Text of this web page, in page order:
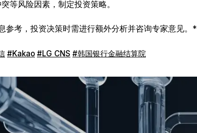
等风险因素，制定投资策略。
参考，投资决策时需进行额外分析并咨询专家意见。*
#Kakao #LG CNS #韩国银行金融结算院